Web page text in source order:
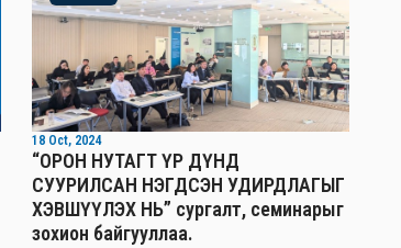
18 Oct, 2024
“ОРОН НУТАГТ ҮР ДҮНД
СУУРИЛСАН НЭГДСЭН УДИРДЛАГЫГ
ХЭВШҮҮЛЭХ НЬ” сургалт, семинарыг
зохион байгууллаа.